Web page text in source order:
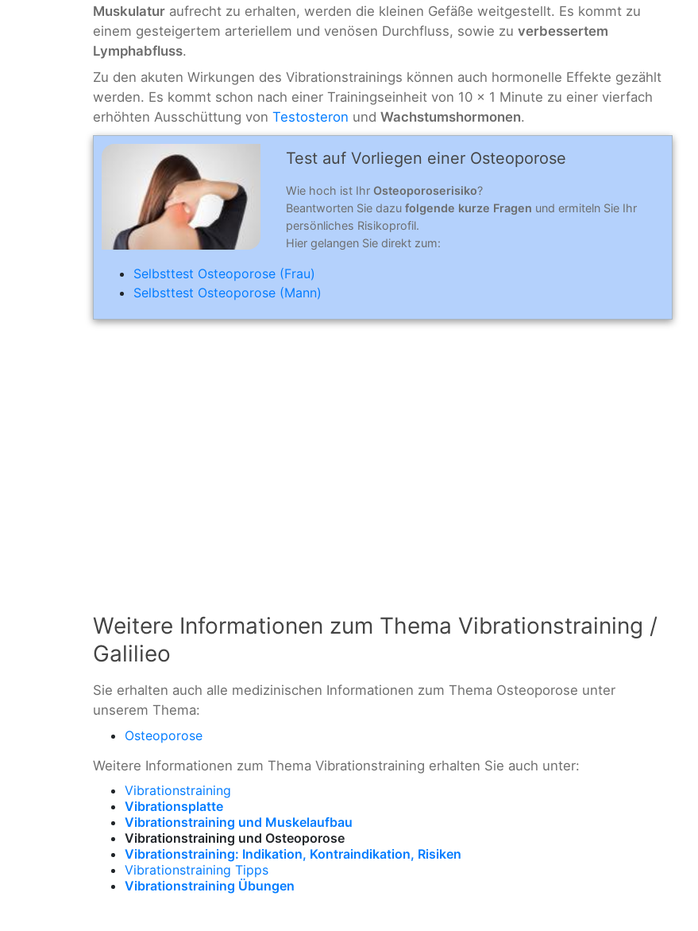
Muskulatur aufrecht zu erhalten, werden die kleinen Gefäße weitgestellt. Es kommt zu
einem gesteigertem arteriellem und venösen Durchfluss, sowie zu verbessertem
Lymphabfluss.
Zu den akuten Wirkungen des Vibrationstrainings können auch hormonelle Effekte gezählt
werden. Es kommt schon nach einer Trainingseinheit von 10 x 1 Minute zu einer vierfach
erhöhten Ausschüttung von Testosteron und Wachstumshormonen.
Test auf Vorliegen einer Osteo­po­rose
Wie hoch ist Ihr Osteoporoserisiko?
Beantworten Sie dazu folgende kurze Fragen und ermiteln Sie Ihr
persönliches Risikoprofil.
Hier gelangen Sie direkt zum:
Selbsttest Osteoporose (Frau)
Selbsttest Osteoporose (Mann)
Weitere Informationen zum Thema Vibrationstraining /
Galilieo
Sie erhalten auch alle medizinischen Informationen zum Thema Osteoporose unter
unserem Thema:
Osteoporose
Weitere Informationen zum Thema Vibrationstraining erhalten Sie auch unter:
Vibrationstraining
Vibrationsplatte
Vibrationstraining und Muskelaufbau
Vibrationstraining und Osteoporose
Vibrationstraining: Indikation, Kontraindikation, Risiken
Vibrationstraining Tipps
Vibrationstraining Übungen